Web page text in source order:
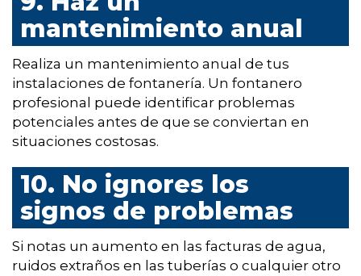
mantenimiento anual
Realiza un mantenimiento anual de tus
instalaciones de fontanería. Un fontanero
profesional puede identificar problemas
potenciales antes de que se conviertan en
situaciones costosas.
10. No ignores los
signos de problemas
Si notas un aumento en las facturas de agua,
ruidos extraños en las tuberías o cualquier otro